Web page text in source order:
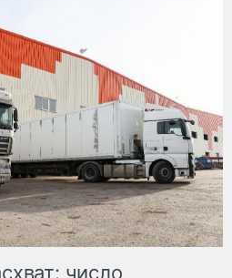
число